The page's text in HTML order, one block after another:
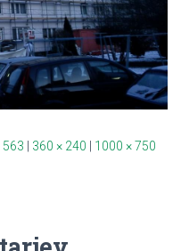
563 | 360 × 240 | 1000 × 750